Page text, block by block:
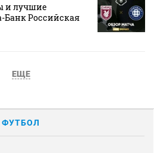
и лучшие
Российская
ЕЩЕ
ФУТБОЛ